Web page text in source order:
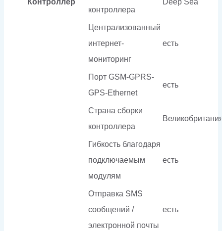
контроллера
Централизованный
интернет-
мониторинг
есть
Порт GSM-GPRS-
GPS-Ethernet
есть
Страна сборки
контроллера
Гибкость благодаря
подключаемым
модулям
есть
Отправка SMS
сообщений /
электронной почты
есть